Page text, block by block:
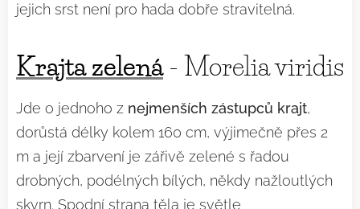
jejich srst není pro hada dobře stravitelná.
Krajta zelená- Morelia viridis
Jde o jednoho z nejmenších zástupců krajt,
dorůstá délky kolem 160 cm, výjimečně přes 2
m a její zbarvení je zářivě zelené s řadou
drobných, podélných bílých, někdy nažloutlých
skvrn. Spodní strana těla je světle